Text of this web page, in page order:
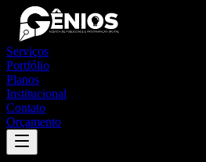
Serviços
Portfólio
Planos
Institucional
Contato
Orçamento